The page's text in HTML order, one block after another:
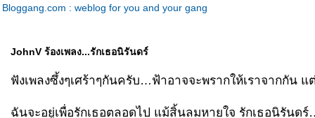
Bloggang.com : weblog for you and your gang
JohnV ร้องเพลง...รักเธอนิรันดร์
ฟังเพลงซึ้งๆเศร้าๆกันครับ…ฟ้าอาจจะพรากให้เราจากกัน
ฉันจะอยู่เพื่อรักเธอตลอดไป แม้สิ้นลมหายใจ รักเธอนิรัน